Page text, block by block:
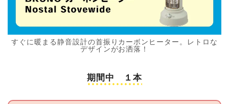
すぐに暖まる静音設計の首振りカーボンヒーター。レトロな
デザインがお洒落！
期間中 １本